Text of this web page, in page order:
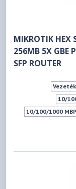
MIKROTIK HEX
256MB 5X GBE
SFP ROUTER
10/
10/100/1000